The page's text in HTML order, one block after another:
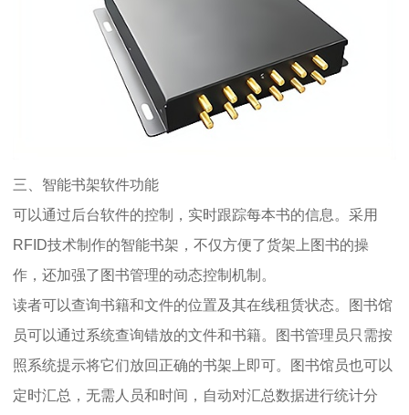
三、智能书架软件功能
可以通过后台软件的控制，实时跟踪每本书的信息。采用
RFID技术制作的智能书架，不仅方便了货架上图书的操
作，还加强了图书管理的动态控制机制。
读者可以查询书籍和文件的位置及其在线租赁状态。图书馆
员可以通过系统查询错放的文件和书籍。图书管理员只需按
照系统提示将它们放回正确的书架上即可。图书馆员也可以
定时汇总，无需人员和时间，自动对汇总数据进行统计分